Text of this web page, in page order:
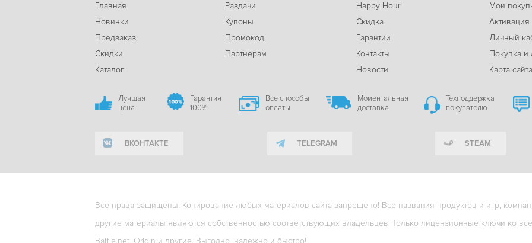
Главная
Новинки
Предзаказ
Скидки
Каталог
Раздачи
Купоны
Промокод
Партнерам
Happy Hour
Скидка
Гарантии
Контакты
Новости
Мои
Активация
Личный
Покупка и
Карта сайта
Лучшая
цена
Гарантия
100%
Все способы
оплаты
Моментальная
доставка
Техподдержка
покупателю
ВКОНТАКТЕ TELEGRAM STEAM
Все права защищены. Копирование любых материалов сайта запрещено! Все названия продуктов и игр,
другие материалы являются собственностью соответствующих владельцев. Только лицензионные ключи ко
Battle.net, Origin и другие. Выгодно, надежно и быстро!